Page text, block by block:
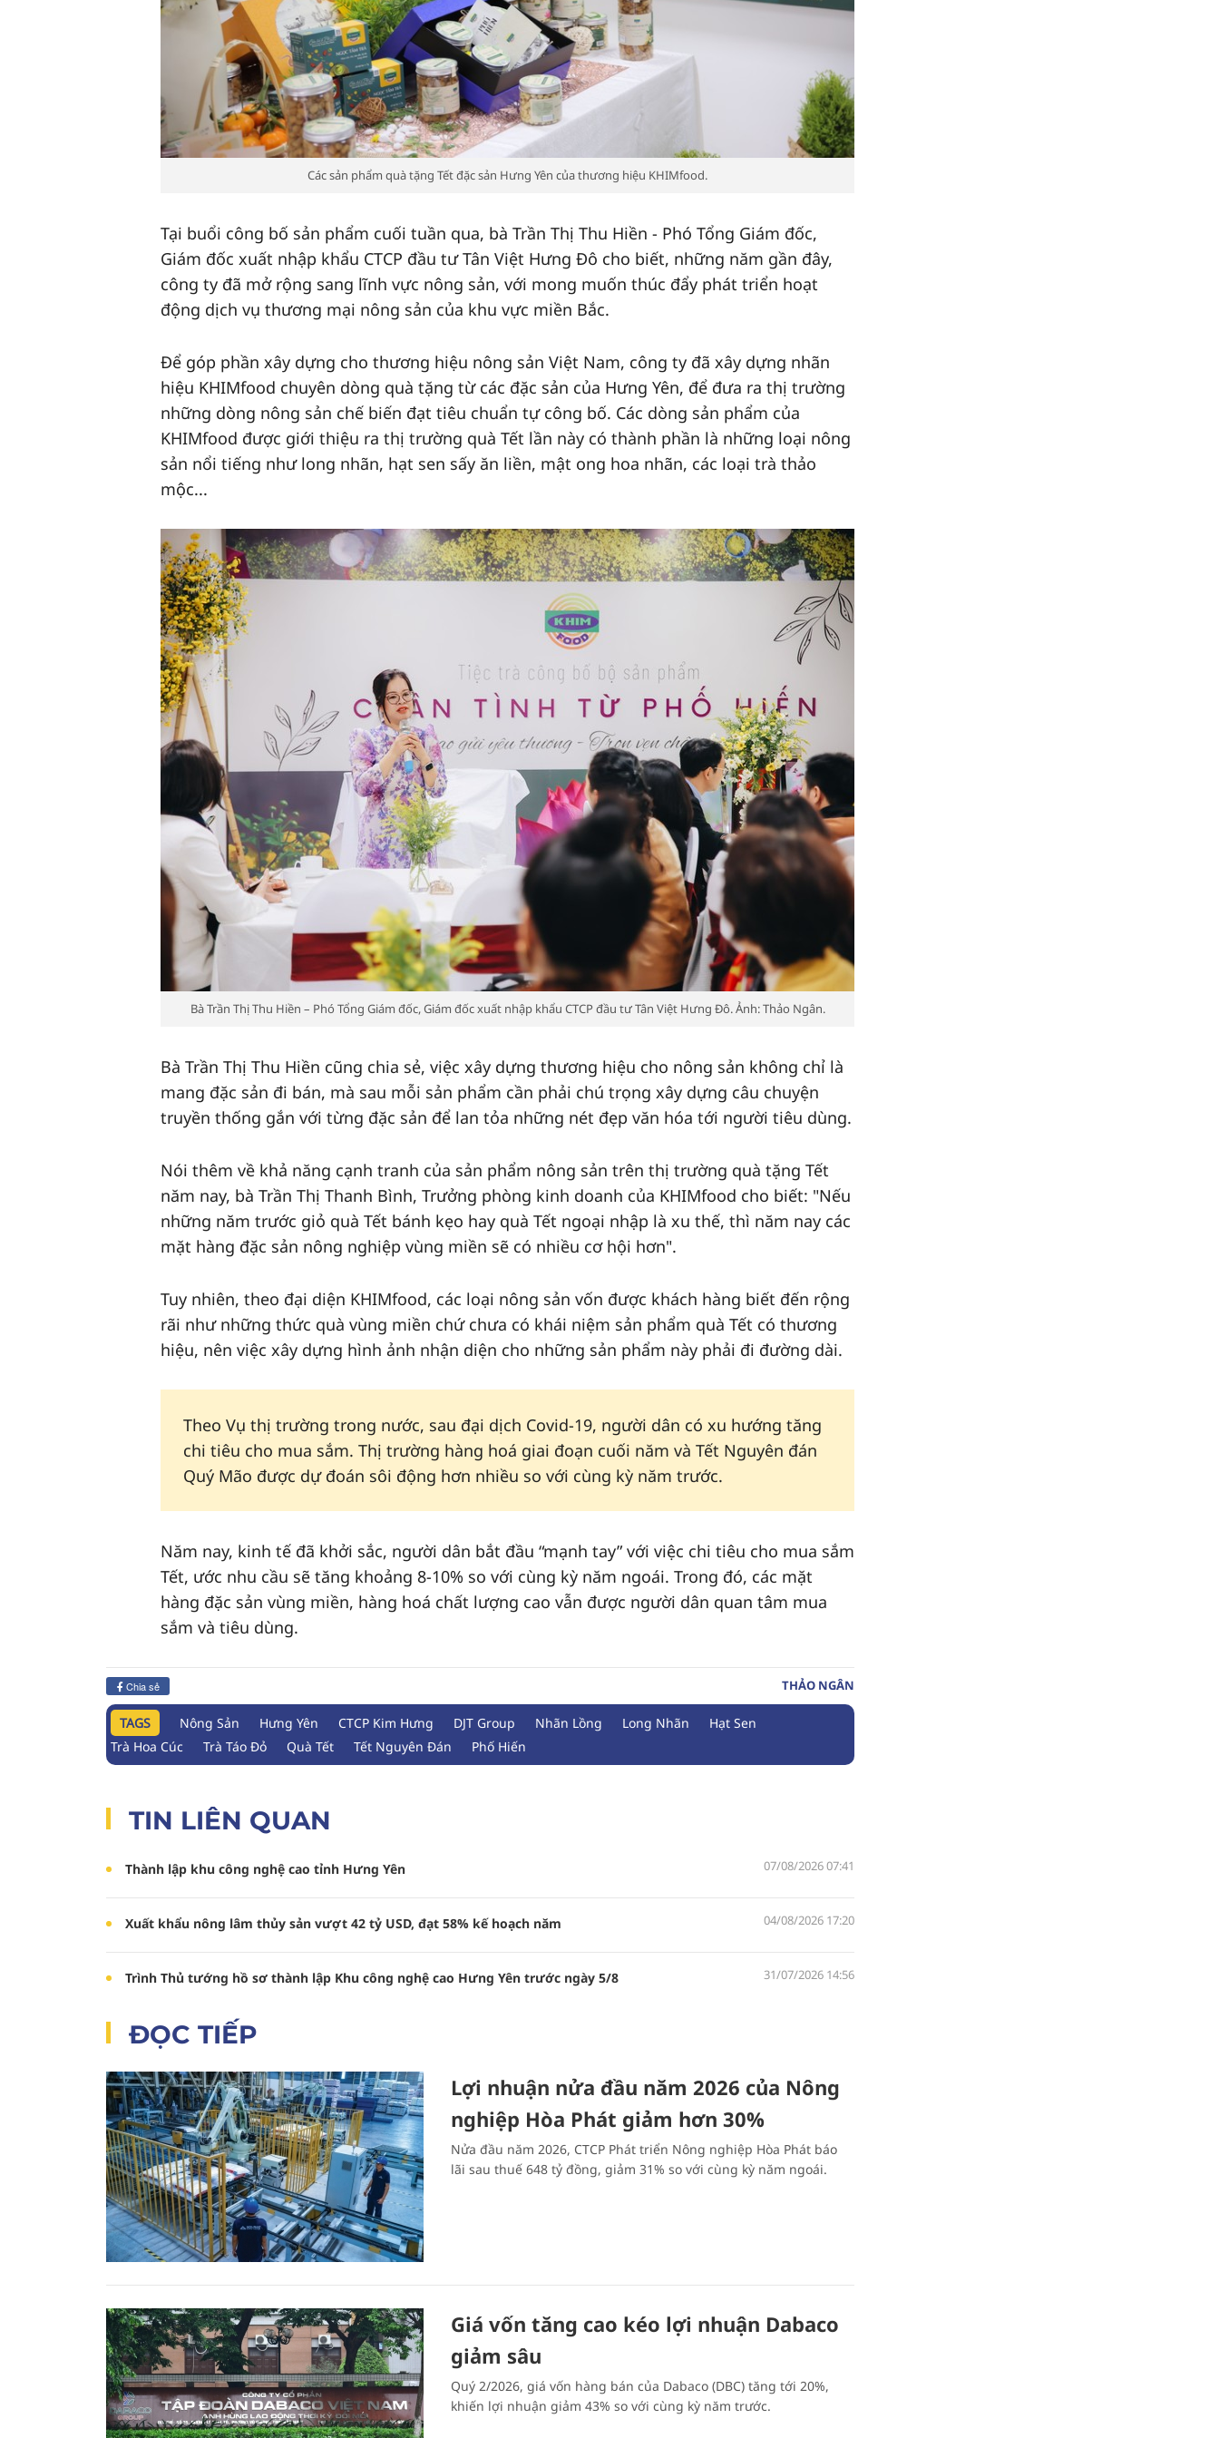
Các sản phẩm quà tặng Tết đặc sản Hưng Yên của thương hiệu KHIMfood.
Tại buổi công bố sản phẩm cuối tuần qua, bà Trần Thị Thu Hiền - Phó Tổng Giám đốc,
Giám đốc xuất nhập khẩu CTCP đầu tư Tân Việt Hưng Đô cho biết, những năm gần đây,
công ty đã mở rộng sang lĩnh vực nông sản, với mong muốn thúc đẩy phát triển hoạt
động dịch vụ thương mại nông sản của khu vực miền Bắc.
Để góp phần xây dựng cho thương hiệu nông sản Việt Nam, công ty đã xây dựng nhãn
hiệu KHIMfood chuyên dòng quà tặng từ các đặc sản của Hưng Yên, để đưa ra thị trường
những dòng nông sản chế biến đạt tiêu chuẩn tự công bố. Các dòng sản phẩm của
KHIMfood được giới thiệu ra thị trường quà Tết lần này có thành phần là những loại nông
sản nổi tiếng như long nhãn, hạt sen sấy ăn liền, mật ong hoa nhãn, các loại trà thảo
mộc...
Bà Trần Thị Thu Hiền – Phó Tổng Giám đốc, Giám đốc xuất nhập khẩu CTCP đầu tư Tân Việt Hưng Đô. Ảnh: Thảo Ngân.
Bà Trần Thị Thu Hiền cũng chia sẻ, việc xây dựng thương hiệu cho nông sản không chỉ là
mang đặc sản đi bán, mà sau mỗi sản phẩm cần phải chú trọng xây dựng câu chuyện
truyền thống gắn với từng đặc sản để lan tỏa những nét đẹp văn hóa tới người tiêu dùng.
Nói thêm về khả năng cạnh tranh của sản phẩm nông sản trên thị trường quà tặng Tết
năm nay, bà Trần Thị Thanh Bình, Trưởng phòng kinh doanh của KHIMfood cho biết: "Nếu
những năm trước giỏ quà Tết bánh kẹo hay quà Tết ngoại nhập là xu thế, thì năm nay các
mặt hàng đặc sản nông nghiệp vùng miền sẽ có nhiều cơ hội hơn".
Tuy nhiên, theo đại diện KHIMfood, các loại nông sản vốn được khách hàng biết đến rộng
rãi như những thức quà vùng miền chứ chưa có khái niệm sản phẩm quà Tết có thương
hiệu, nên việc xây dựng hình ảnh nhận diện cho những sản phẩm này phải đi đường dài.
Theo Vụ thị trường trong nước, sau đại dịch Covid-19, người dân có xu hướng tăng
chi tiêu cho mua sắm. Thị trường hàng hoá giai đoạn cuối năm và Tết Nguyên đán
Quý Mão được dự đoán sôi động hơn nhiều so với cùng kỳ năm trước.
Năm nay, kinh tế đã khởi sắc, người dân bắt đầu “mạnh tay” với việc chi tiêu cho mua sắm
Tết, ước nhu cầu sẽ tăng khoảng 8-10% so với cùng kỳ năm ngoái. Trong đó, các mặt
hàng đặc sản vùng miền, hàng hoá chất lượng cao vẫn được người dân quan tâm mua
sắm và tiêu dùng.
Chia sẻ THẢO NGÂN
TAGS Nông Sản Hưng Yên CTCP Kim Hưng DJT Group Nhãn Lồng Long Nhãn
Hạt Sen
Trà Hoa Cúc
Trà Táo Đỏ Quà Tết Tết Nguyên Đán Phố Hiến
TIN LIÊN QUAN
Thành lập khu công nghệ cao tỉnh Hưng Yên 07/08/2026 07:41
Xuất khẩu nông lâm thủy sản vượt 42 tỷ USD, đạt 58% kế hoạch năm 04/08/2026 17:20
Trình Thủ tướng hồ sơ thành lập Khu công nghệ cao Hưng Yên trước ngày 5/8 31/07/2026 14:56
ĐỌC TIẾP
Lợi nhuận nửa đầu năm 2026 của Nông
nghiệp Hòa Phát giảm hơn 30%
Nửa đầu năm 2026, CTCP Phát triển Nông nghiệp Hòa Phát báo
lãi sau thuế 648 tỷ đồng, giảm 31% so với cùng kỳ năm ngoái.
Giá vốn tăng cao kéo lợi nhuận Dabaco
giảm sâu
Quý 2/2026, giá vốn hàng bán của Dabaco (DBC) tăng tới 20%,
khiến lợi nhuận giảm 43% so với cùng kỳ năm trước.